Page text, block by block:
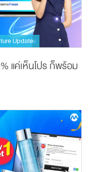
Update
แค่เห็นโปร ก็พร้อม